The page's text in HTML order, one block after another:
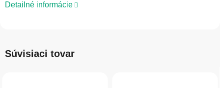
Detailné informácie
Súvisiaci tovar